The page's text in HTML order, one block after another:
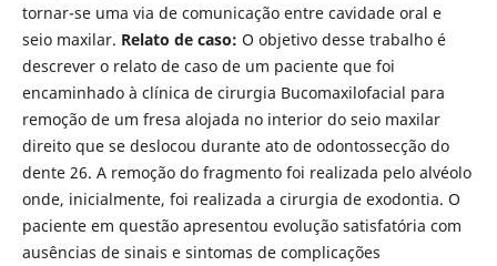
tornar-se uma via de comunicação entre cavidade oral e
seio maxilar. Relato de caso: O objetivo desse trabalho é
descrever o relato de caso de um paciente que foi
encaminhado à clínica de cirurgia Bucomaxilofacial para
remoção de um fresa alojada no interior do seio maxilar
direito que se deslocou durante ato de odontossecção do
dente 26. A remoção do fragmento foi realizada pelo alvéolo
onde, inicialmente, foi realizada a cirurgia de exodontia. O
paciente em questão apresentou evolução satisfatória com
ausências de sinais e sintomas de complicações